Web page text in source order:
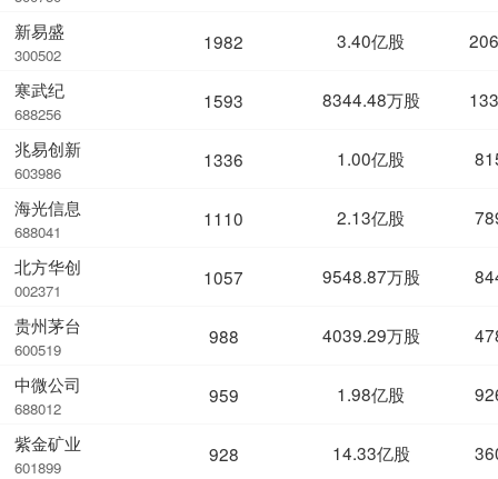
新易盛
300502
寒武纪
688256
兆易创新
603986
海光信息
688041
北方华创
002371
贵州茅台
600519
中微公司
688012
紫金矿业
601899
1982 3.40亿股
1593 8344.48万股
1336 1.00亿股
1110 2.13亿股
1057 9548.87万股
988 4039.29万股
959 1.98亿股
928 14.33亿股